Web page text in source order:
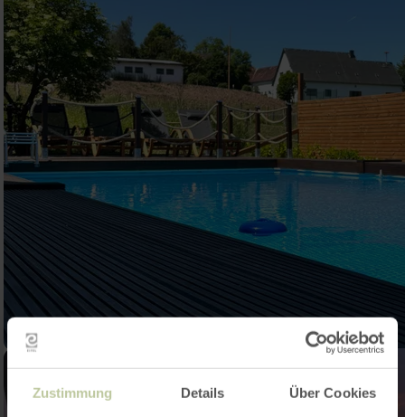
Zustimmung Details Über Cookies